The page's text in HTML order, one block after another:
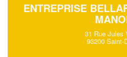
ENTREPRISE
31 Rue Jules
93200 Saint-